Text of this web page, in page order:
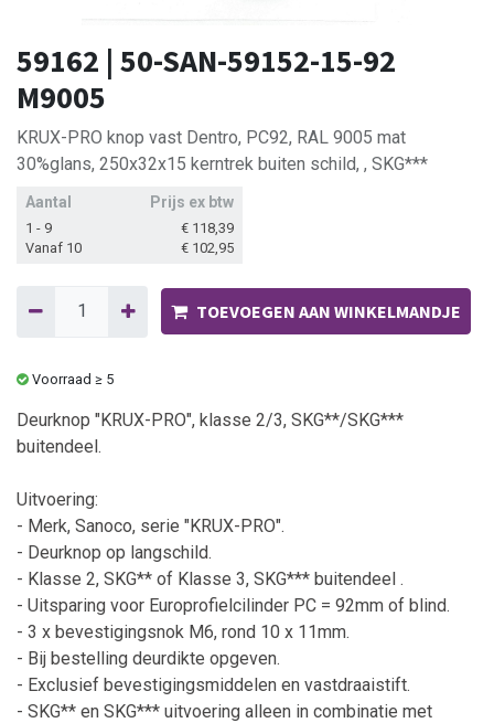
59162 | 50-SAN-59152-15-92
M9005
KRUX-PRO knop vast Dentro, PC92, RAL 9005 mat
30%glans, 250x32x15 kerntrek buiten schild, , SKG***
Aantal Prijs ex btw
1 - 9 € 118,39
Vanaf 10
€ 102,95
TOEVOEGEN AAN WINKELMANDJE
Voorraad ≥ 5
Deurknop "KRUX-PRO", klasse 2/3, SKG**/SKG***
buitendeel.
Uitvoering:
- Merk, Sanoco, serie "KRUX-PRO".
- Deurknop op langschild.
- Klasse 2, SKG** of Klasse 3, SKG*** buitendeel .
- Uitsparing voor Europrofielcilinder PC = 92mm of blind.
- 3 x bevestigingsnok M6, rond 10 x 11mm.
- Bij bestelling deurdikte opgeven.
- Exclusief bevestigingsmiddelen en vastdraaistift.
- SKG** en SKG*** uitvoering alleen in combinatie met